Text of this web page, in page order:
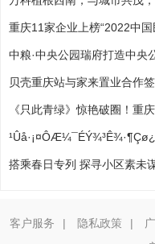
重庆11家企业上榜“2022中
中粮·中央公园瑞府打造中央
贝壳重庆站与家来置业合作
《只此青绿》惊艳破圈！重
搭乘春日专列 探寻小区素未
客户服务 | 隐私政策 |